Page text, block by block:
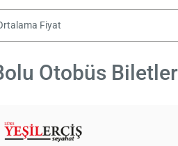
Fiyat
Otobüs